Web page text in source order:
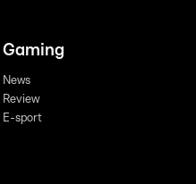
Gaming
News
Review
E-sport